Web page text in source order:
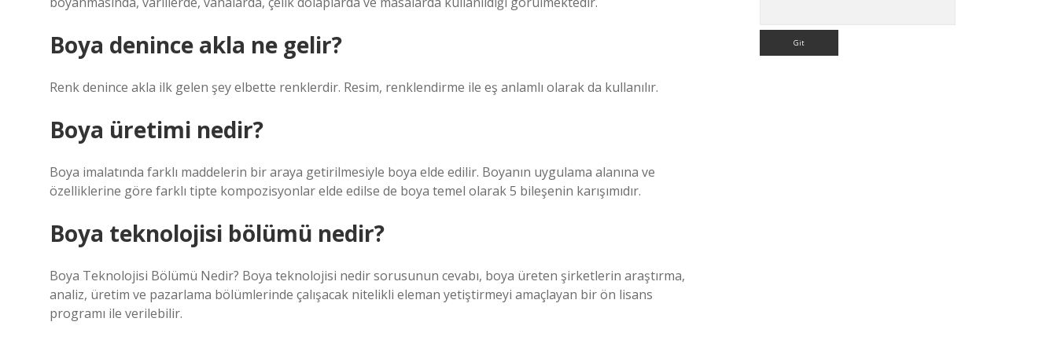
Boya denince akla ne gelir?
Renk denince akla ilk gelen şey elbette renklerdir. Resim, renklendirme ile eş anlamlı olarak da kullanılır.
Boya üretimi nedir?
Boya imalatında farklı maddelerin bir araya getirilmesiyle boya elde edilir. Boyanın uygulama alanına ve
özelliklerine göre farklı tipte kompozisyonlar elde edilse de boya temel olarak 5 bileşenin karışımıdır.
Boya teknolojisi bölümü nedir?
Boya Teknolojisi Bölümü Nedir? Boya teknolojisi nedir sorusunun cevabı, boya üreten şirketlerin araştırma,
analiz, üretim ve pazarlama bölümlerinde çalışacak nitelikli eleman yetiştirmeyi amaçlayan bir ön lisans
programı ile verilebilir.